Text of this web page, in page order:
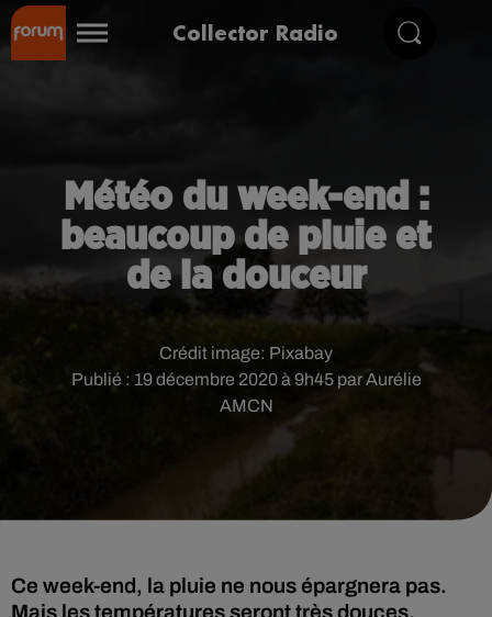
Collector Radio
Météo du week-end :
beaucoup de pluie et
de la douceur
Publié : 19 décembre 2020 à 9h45 par Aurélie
AMCN
Crédit image: Pixabay
Ce week-end, la pluie ne nous épargnera pas.
Mais les températures seront très douces.